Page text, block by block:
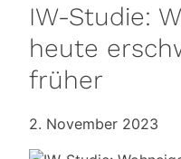
IW-Studie:
heute
früher
2. November 2023